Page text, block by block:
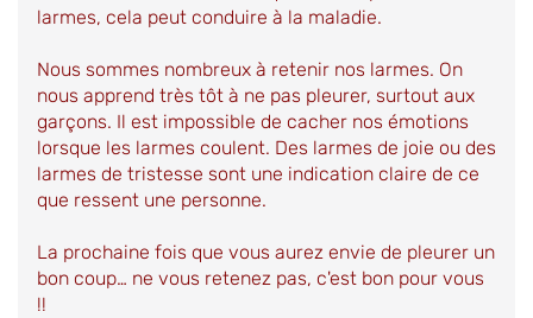
larmes, cela peut conduire à la maladie.
Nous sommes nombreux à retenir nos larmes. On
nous apprend très tôt à ne pas pleurer, surtout aux
garçons. Il est impossible de cacher nos émotions
lorsque les larmes coulent. Des larmes de joie ou des
larmes de tristesse sont une indication claire de ce
que ressent une personne.
La prochaine fois que vous aurez envie de pleurer un
bon coup… ne vous retenez pas, c'est bon pour vous
!!